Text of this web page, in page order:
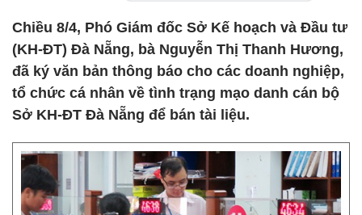
Chiều 8/4, Phó Giám đốc Sở Kế hoạch và Đầu tư
(KH-ĐT) Đà Nẵng, bà Nguyễn Thị Thanh Hương,
đã ký văn bản thông báo cho các doanh nghiệp,
tổ chức cá nhân về tình trạng mạo danh cán bộ
Sở KH-ĐT Đà Nẵng để bán tài liệu.